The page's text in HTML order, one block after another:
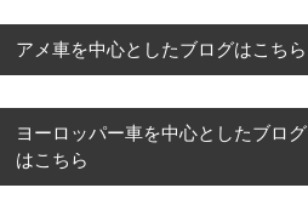
アメ車を中心としたブログはこちら
ヨーロッパー車を中心としたブログ
はこちら